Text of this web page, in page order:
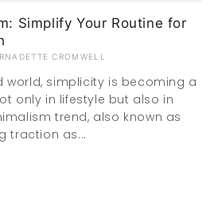
Simplify Your Routine for
CROMWELL
world, simplicity is becoming a
only in lifestyle but also in
trend, also known as
traction as...